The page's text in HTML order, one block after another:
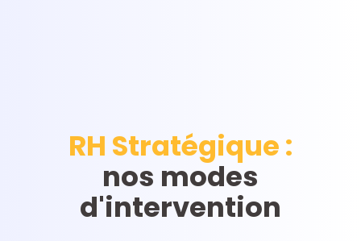
RH Stratégique :
nos modes
d'intervention